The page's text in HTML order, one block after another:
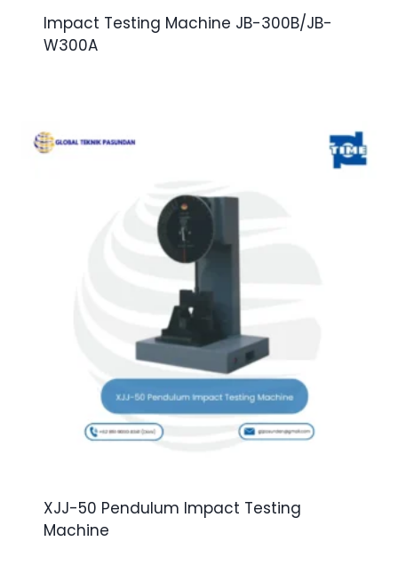
Impact Testing Machine JB-300B/JB-
W300A
XJJ-50 Pendulum Impact Testing
Machine